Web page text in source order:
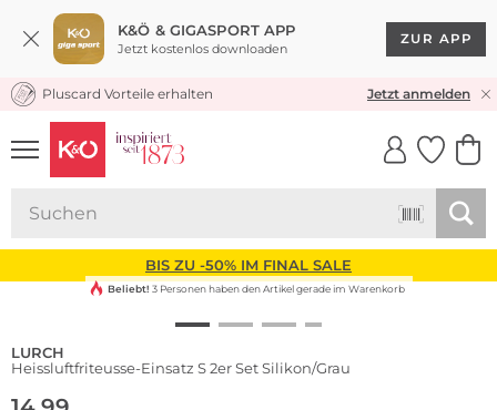
K&Ö & GIGASPORT APP
Jetzt kostenlos downloaden
ZUR APP
KOSTENLOSER VERSAND* & RÜCKVERSAND
Pluscard Vorteile erhalten Jetzt anmelden
UNSERE APP
CLICK &
BIS ZU -50% IM FINAL SALE
Beliebt! 3 Personen haben den Artikel gerade im Warenkorb
LURCH
Heissluftfriteusse-Einsatz S 2er Set Silikon/Grau